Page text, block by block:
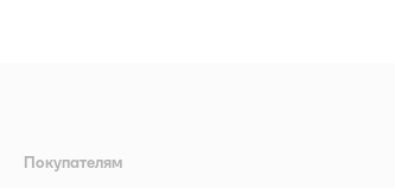
Покупателям